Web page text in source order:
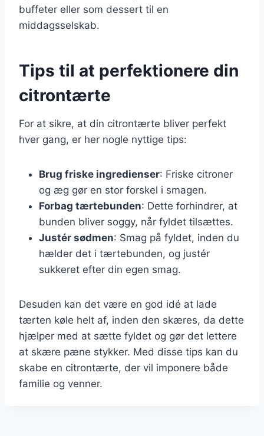
buffeter eller som dessert til en
middagsselskab.
Tips til at perfektionere din
citrontærte
For at sikre, at din citrontærte bliver perfekt
hver gang, er her nogle nyttige tips:
Brug friske ingredienser: Friske citroner
og æg gør en stor forskel i smagen.
Forbag tærtebunden: Dette forhindrer, at
bunden bliver soggy, når fyldet tilsættes.
Justér sødmen: Smag på fyldet, inden du
hælder det i tærtebunden, og justér
sukkeret efter din egen smag.
Desuden kan det være en god idé at lade
tærten køle helt af, inden den skæres, da dette
hjælper med at sætte fyldet og gør det lettere
at skære pæne stykker. Med disse tips kan du
skabe en citrontærte, der vil imponere både
familie og venner.